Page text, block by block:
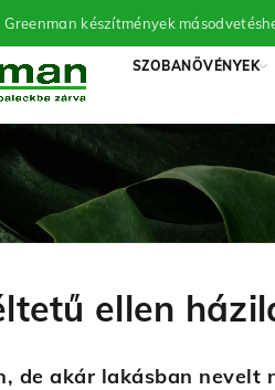
készítmények
SZOBANÖVÉNYEK
ellen
de akár lakásban nevelt